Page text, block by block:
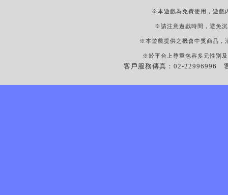
※本遊戲為免費使用，遊戲
※請注意遊戲時間，避免
※本遊戲提供之機會中獎商品，
※於平台上尊重包容多元性別
客戶服務傳真：02-22996996